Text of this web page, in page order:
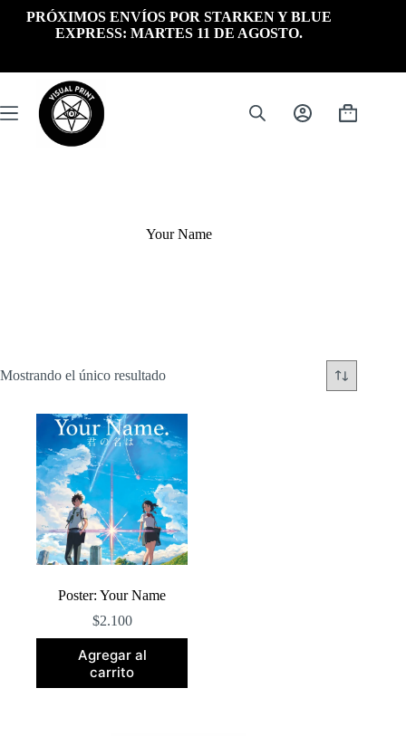
PRÓXIMOS ENVÍOS POR STARKEN Y BLUE
EXPRESS: MARTES 11 DE AGOSTO.
Carrito
Your Name
Mostrando el único resultado
Poster: Your Name
$2.100
Agregar al
carrito